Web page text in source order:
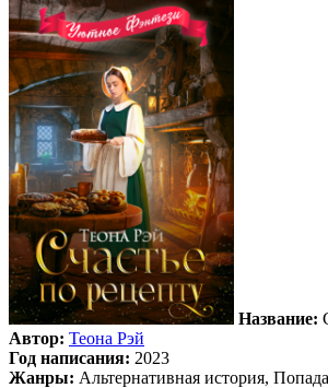
Название:
Автор: Теона Рэй
Год написания: 2023
Жанры: Альтернативная история,